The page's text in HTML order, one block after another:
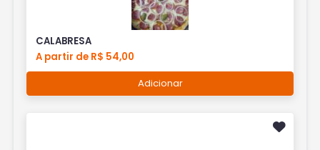
CALABRESA
A partir de R$ 54,00
Adicionar